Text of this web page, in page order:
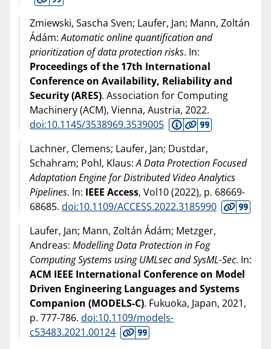
Zmiewski, Sascha Sven; Laufer, Jan; Mann, Zoltán
Ádám:Automatic online quantification and
prioritization of data protection risks. In:
Proceedings of the 17th International
Conference on Availability, Reliability and
Security (ARES). Association for Computing
Machinery (ACM), Vienna, Austria, 2022.
doi:10.1145/3538969.3539005
Lachner, Clemens; Laufer, Jan; Dustdar,
Schahram; Pohl, Klaus:A Data Protection Focused
Adaptation Engine for Distributed Video Analytics
Pipelines. In: IEEE Access, Vol10 (2022), p. 68669-
68685. doi:10.1109/ACCESS.2022.3185990
Laufer, Jan; Mann, Zoltán Ádám; Metzger,
Andreas: Modelling Data Protection in Fog
Computing Systems using UMLsec and SysML-Sec. In:
ACM IEEE International Conference on Model
Driven Engineering Languages and Systems
Companion (MODELS-C). Fukuoka, Japan, 2021,
p. 777-786. doi:10.1109/models-
c53483.2021.00124